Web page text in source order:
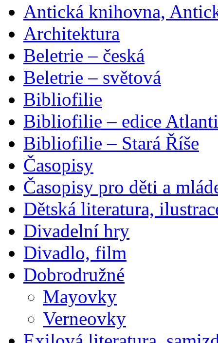
Antická knihovna,
Architektura
Beletrie – česká
Beletrie – světová
Bibliofilie
Bibliofilie – edice
Bibliofilie – Stará Říše
Časopisy
Časopisy pro děti a
Dětská literatura,
Divadelní hry
Divadlo, film
Dobrodružné
Mayovky
Verneovky